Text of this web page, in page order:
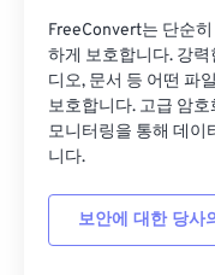
FreeConvert는 단순
하게 보호합니다. 강력
디오, 문서 등 어떤 파
보호합니다. 고급 암
모니터링을 통해 데이
니다.
보안에 대한 당사